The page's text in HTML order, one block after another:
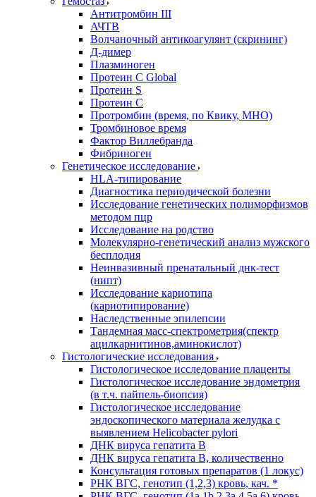
Антитромбин III
АЧТВ
Волчаночный антикоагулянт (скрининг)
Д-димер
Плазминоген
Протеин C Global
Протеин S
Протеин С
Протромбин (время, по Квику, МНО)
Тромбиновое время
Фактор Виллебранда
Фибриноген
Генетическое исследование
HLA-типирование
Диагностика периодической болезни
Исследование генетических полиморфизмов
методом пцр
Исследование на родство
Молекулярно-генетический анализ мужского
бесплодия
Неинвазивный пренатальный днк-тест
(нипт)
Исследование кариотипа
(кариотипирование)
Наследственные эпилепсии
Тандемная масс-спектрометрия(спектр
ацилкарнитинов,аминокислот)
Гистологические исследования
Гистологическое исследование плаценты
Гистологическое исследование эндометрия
(в т.ч. пайпель-биопсия)
Гистологическое исследование
эндоскопического материала желудка с
выявлением Helicobacter pylori
ДНК вируса гепатита B
ДНК вируса гепатита B, количественно
Консультация готовых препаратов (1 локус)
РНК ВГC, генотип (1,2,3) кровь, кач. *